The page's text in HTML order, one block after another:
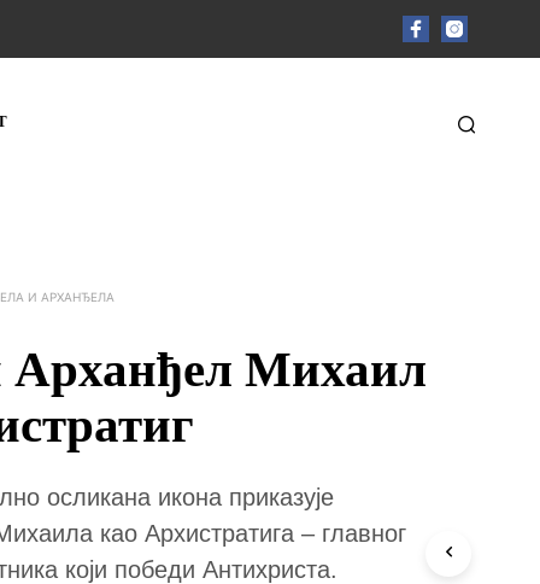
И АРХАНЂЕЛА
Арханђел Михаил
осликана икона приказује
као Архистратига – главног
који победи Антихриста.